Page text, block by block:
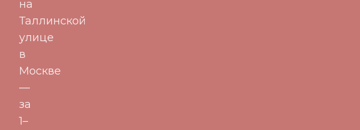
на
Таллинской
улице
в
Москве
—
за
1–